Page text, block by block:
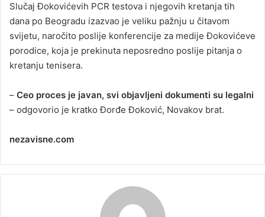
Slučaj Đokovićevih PCR testova i njegovih kretanja tih
dana po Beogradu izazvao je veliku pažnju u čitavom
svijetu, naročito poslije konferencije za medije Đokovićeve
porodice, koja je prekinuta neposredno poslije pitanja o
kretanju tenisera.
– Ceo proces je javan, svi objavljeni dokumenti su legalni
– odgovorio je kratko Đorđe Đoković, Novakov brat.
nezavisne.com